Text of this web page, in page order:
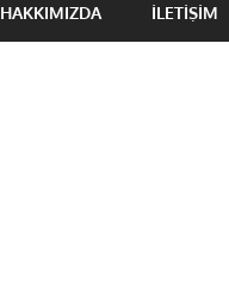
HAKKIMIZDA İLETIŞIM